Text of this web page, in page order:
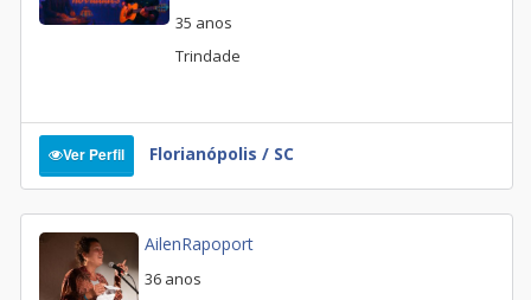
35 anos
Trindade
Ver Perfil Florianópolis / SC
AilenRapoport
36 anos